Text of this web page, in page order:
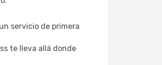
servicio de primera
te lleva allá donde